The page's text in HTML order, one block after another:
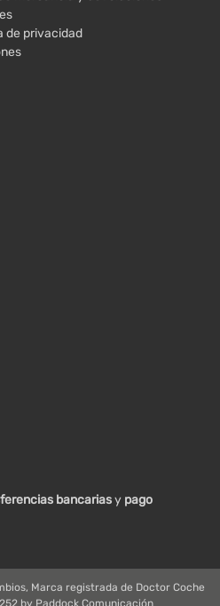
de privacidad
bancariasy pago
Marca registrada de Doctor Coche
by Paddock Comunicación